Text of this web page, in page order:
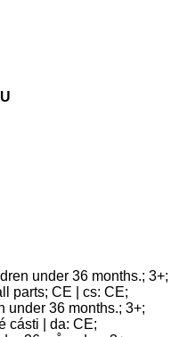
under 36 months.; 3+;
parts; CE | cs: CE;
under 36 months.; 3+;
cásti | da: CE;